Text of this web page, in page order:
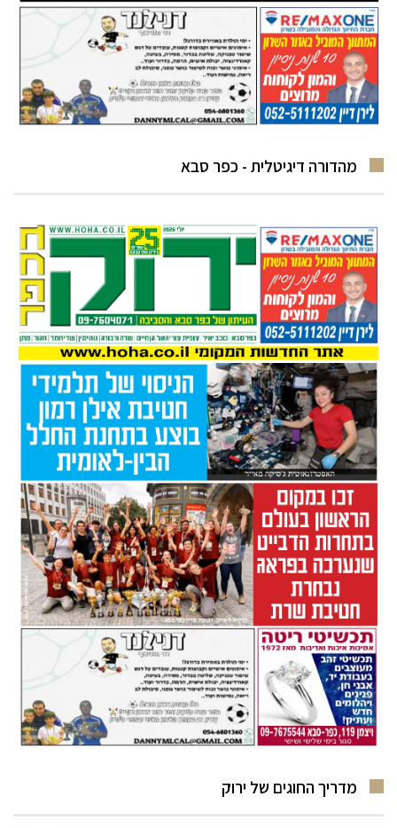
מהדורה דיגיטלית - כפר סבא
מדריך החוגים של ירוק